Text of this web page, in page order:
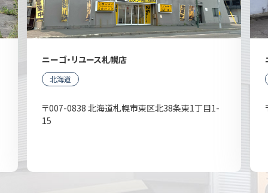
ニーゴ・リユース札幌店
北海道
〒007-0838 北海道札幌市東区北38条東1丁目1-
15